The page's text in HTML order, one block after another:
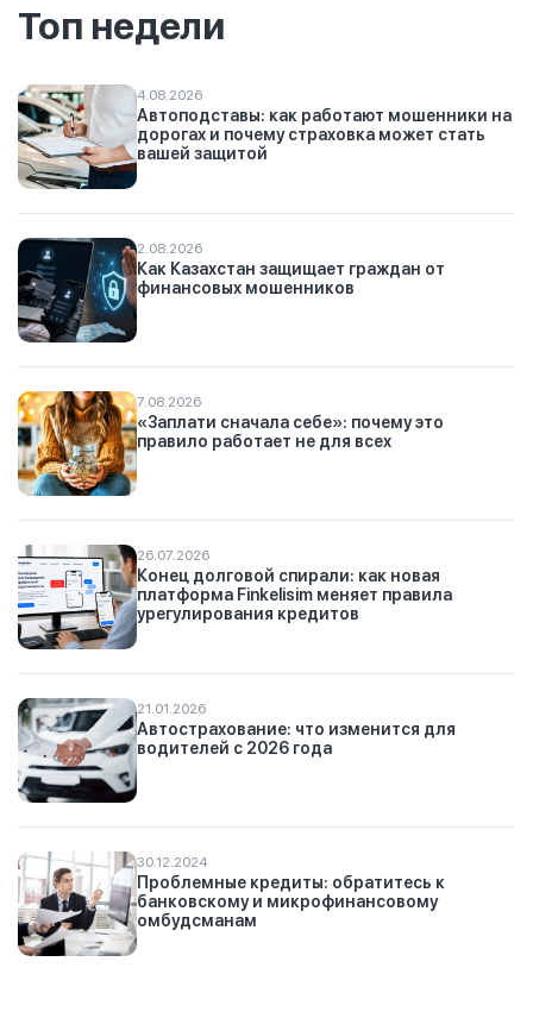
Топ недели
4.08.2026
Автоподставы: как работают мошенники на
дорогах и почему страховка может стать
вашей защитой
2.08.2026
Как Казахстан защищает граждан от
финансовых мошенников
7.08.2026
«Заплати сначала себе»: почему это
правило работает не для всех
26.07.2026
Конец долговой спирали: как новая
платформа Finkelisim меняет правила
урегулирования кредитов
21.01.2026
Автострахование: что изменится для
водителей с 2026 года
30.12.2024
Проблемные кредиты: обратитесь к
банковскому и микрофинансовому
омбудсманам